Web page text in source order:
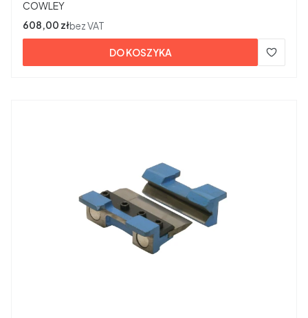
PRODUCENT
COWLEY
Cena
608,00 złbez VAT
DO KOSZYKA